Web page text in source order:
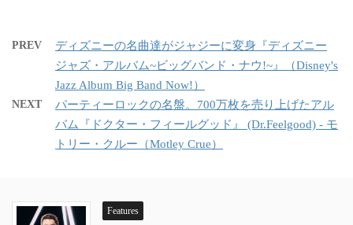
PREV
ディズニーの名曲達がジャジーに変身『ディズニー
ジャズ・アルバム~ビッグバンド・ナウ!~』（Disney's
Jazz Album Big Band Now!）
NEXT
パーティーロックの名盤。700万枚を売り上げたアル
バム『ドクター・フィールグッド』 (Dr.Feelgood) - モ
トリー・クルー（Motley Crue）
Features